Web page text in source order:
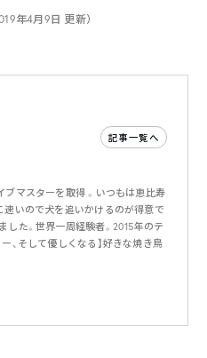
年4月9日 更新）
記事一覧へ
ブマスターを取得 。いつもは恵比寿
速いので犬を追いかけるのが得意で
た。世界一周経験者。2015年のテ
、そして優しくなる】好きな焼き鳥